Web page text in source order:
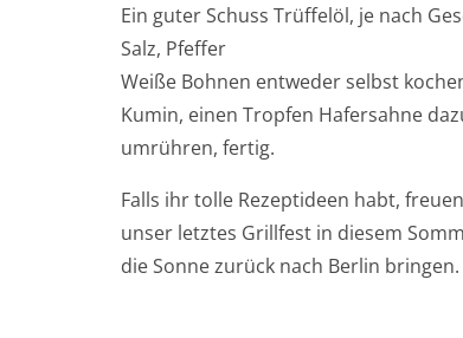
Ein guter Schuss Trüffelöl, je nach
Salz, Pfeffer
Weiße Bohnen entweder selbst
Kumin, einen Tropfen Hafersahne
umrühren, fertig.
Falls ihr tolle Rezeptideen habt,
unser letztes Grillfest in diesem
die Sonne zurück nach Berlin bringen.